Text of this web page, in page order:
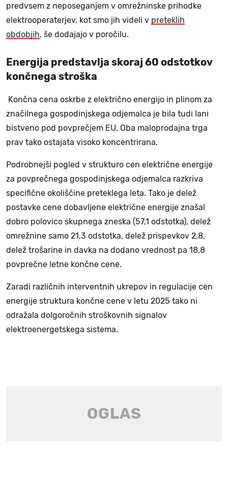
predvsem z neposeganjem v omrežninske prihodke
elektrooperaterjev, kot smo jih videli v preteklih
obdobjih, še dodajajo v poročilu.
Energija predstavlja skoraj 60 odstotkov
končnega stroška
Končna cena oskrbe z električno energijo in plinom za
značilnega gospodinjskega odjemalca je bila tudi lani
bistveno pod povprečjem EU. Oba maloprodajna trga
prav tako ostajata visoko koncentrirana.
Podrobnejši pogled v strukturo cen električne energije
za povprečnega gospodinjskega odjemalca razkriva
specifične okoliščine preteklega leta. Tako je delež
postavke cene dobavljene električne energije znašal
dobro polovico skupnega zneska (57,1 odstotka), delež
omrežnine samo 21,3 odstotka, delež prispevkov 2,8,
delež trošarine in davka na dodano vrednost pa 18,8
povprečne letne končne cene.
Zaradi različnih interventnih ukrepov in regulacije cen
energije struktura končne cene v letu 2025 tako ni
odražala dolgoročnih stroškovnih signalov
elektroenergetskega sistema.